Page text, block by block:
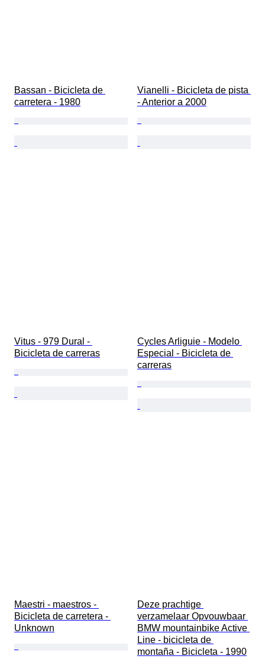
Bassan - Bicicleta de
carretera - 1980
Vianelli - Bicicleta de pista
- Anterior a 2000
Vitus - 979 Dural -
Bicicleta de carreras
Cycles Arliguie - Modelo
Especial - Bicicleta de
carreras
Maestri - maestros -
Bicicleta de carretera -
Unknown
Deze prachtige
verzamelaar Opvouwbaar
BMW mountainbike Active
Line - bicicleta de
montaña - Bicicleta - 1990